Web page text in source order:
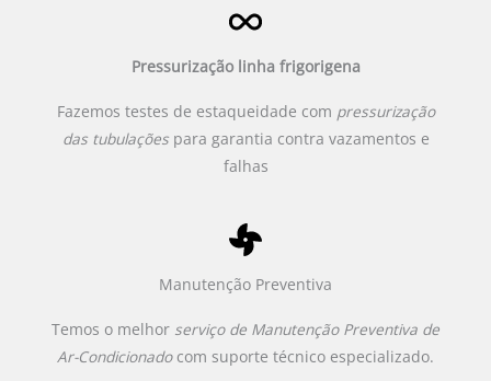
Pressurização linha frigorigena
Fazemos testes de estaqueidade com pressurização
das tubulaçõespara garantia contra vazamentos e
falhas
Manutenção Preventiva
Temos o melhor serviço de Manutenção Preventiva de
Ar-Condicionadocom suporte técnico especializado.